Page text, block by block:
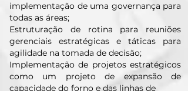
implementação de uma governança para
todas as áreas;
Estruturação de rotina para reuniões
gerenciais estratégicas e táticas para
agilidade na tomada de decisão;
Implementação de projetos estratégicos
como um projeto de expansão de
capacidade do forno e das linhas de